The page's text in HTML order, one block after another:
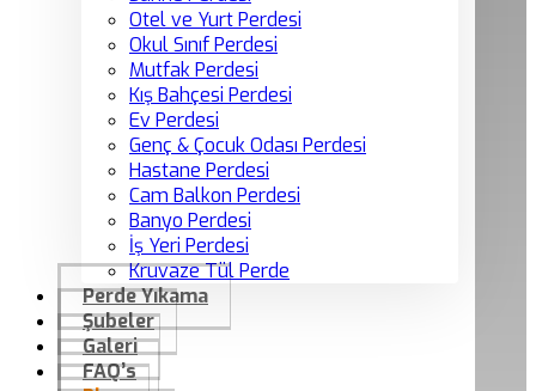
Otel ve Yurt Perdesi
Okul Sınıf Perdesi
Mutfak Perdesi
Kış Bahçesi Perdesi
Ev Perdesi
Genç & Çocuk Odası Perdesi
Hastane Perdesi
Cam Balkon Perdesi
Banyo Perdesi
İş Yeri Perdesi
Kruvaze Tül Perde
Perde Yıkama
Şubeler
Galeri
FAQ’s